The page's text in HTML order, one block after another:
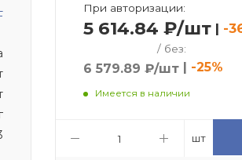
При авторизации:
5 614.84 ₽/шт | -
/ без:
6 579.89 ₽/шт | -25%
Имеется в наличии
шт